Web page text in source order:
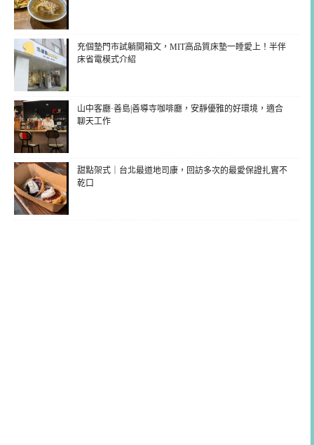
充個墊門市試躺開箱文，MIT高品質床墊一睡愛上！半伴
床省電模式介紹
山中客廳·善島|善導寺咖啡廳，安靜優雅的好環境，適合
聊天工作
甜點架式｜台北最道地司康，回訪多次的最愛保證扎實不
乾口